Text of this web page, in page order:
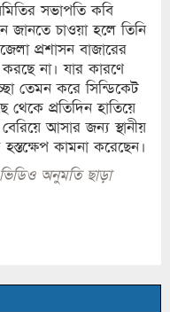
সভাপতি কবি
জানতে চাওয়া হলে তিনি
প্রশাসন বাজারের
না। যার কারণে
তেমন করে সিন্ডিকেট
থেকে প্রতিদিন হাতিয়ে
আসার জন্য স্থানীয়
কামনা করেছেন।
অনুমতি ছাড়া